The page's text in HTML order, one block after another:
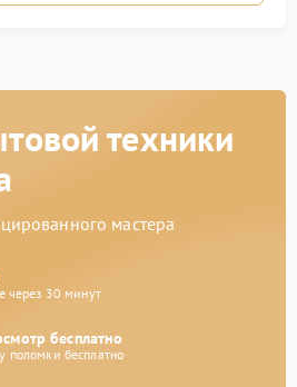
техники
мастера
через 30 минут
бесплатно
поломки бесплатно